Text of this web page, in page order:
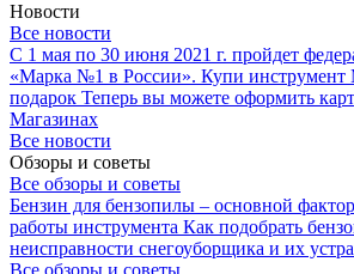
Новости
Все новости
С 1 мая по 30 июня 2021 г. пройдет
«Марка №1 в России». Купи инструмент
подарок Теперь вы можете оформить
Магазинах
Все новости
Обзоры и советы
Все обзоры и советы
Бензин для бензопилы – основной
работы инструмента Как подобрать
неисправности снегоуборщика и их